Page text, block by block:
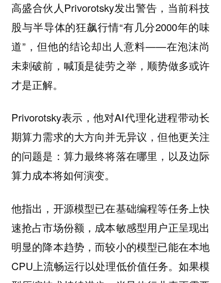
高盛合伙人Privorotsky发出警告，当前科技
股与半导体的狂飙行情“有几分2000年的味
道”，但他的结论却出人意料——在泡沫尚
未刺破前，喊顶是徒劳之举，顺势做多或许
才是正解。
Privorotsky表示，他对AI代理化进程带动长
期算力需求的大方向并无异议，但他更关注
的问题是：算力最终将落在哪里，以及边际
算力成本将如何演变。
他指出，开源模型已在基础编程等任务上快
速抢占市场份额，成本敏感型用户正呈现出
明显的降本趋势，而较小的模型已能在本地
CPU上流畅运行以处理低价值任务。如果模